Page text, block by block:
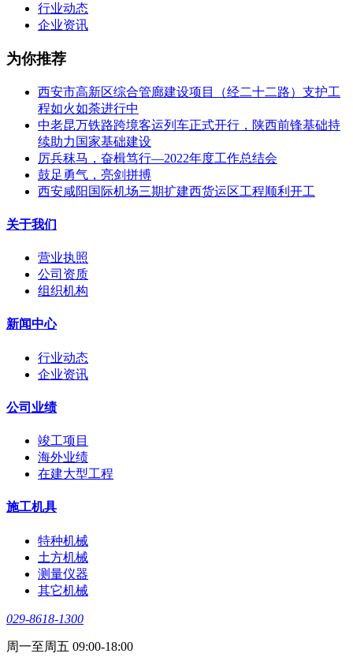
行业动态
企业资讯
为你推荐
西安市高新区综合管廊建设项目（经二十二路）支护工
程如火如荼进行中
中老昆万铁路跨境客运列车正式开行，陕西前锋基础持
续助力国家基础建设
厉兵秣马，奋楫笃行—2022年度工作总结会
鼓足勇气，亮剑拼搏
西安咸阳国际机场三期扩建西货运区工程顺利开工
关于我们
营业执照
公司资质
组织机构
新闻中心
行业动态
企业资讯
公司业绩
竣工项目
海外业绩
在建大型工程
施工机具
特种机械
土方机械
测量仪器
其它机械
029-8618-1300
周一至周五 09:00-18:00